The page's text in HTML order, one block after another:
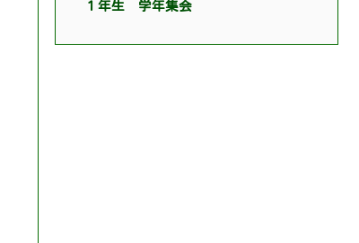
１年生 学年集会